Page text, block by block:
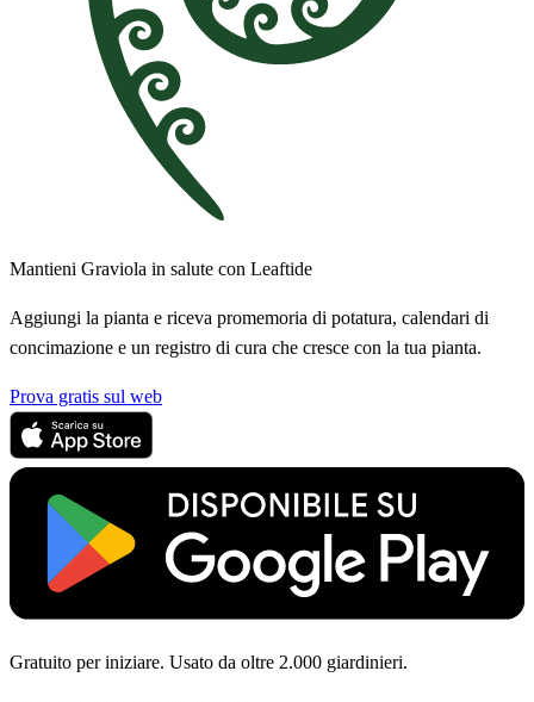
Mantieni Graviola in salute con Leaftide
Aggiungi la pianta e riceva promemoria di potatura, calendari di
concimazione e un registro di cura che cresce con la tua pianta.
Prova gratis sul web
Gratuito per iniziare. Usato da oltre 2.000 giardinieri.